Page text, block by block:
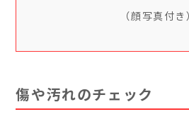
（顔写真付き
傷や汚れのチェック